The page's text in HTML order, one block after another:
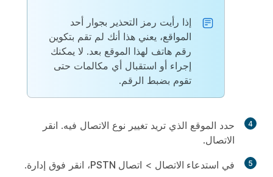
إذا رأيت رمز التحذير بجوار أحد
المواقع، يعني هذا أنك لم تقم بتكوين
رقم هاتف لهذا الموقع بعد. لا يمكنك
إجراء أو استقبال أي مكالمات حتى
تقوم بضبط الرقم.
4
حدد الموقع الذي تريد تغيير نوع الاتصال فيه. انقر
الاتصال.
5 في استدعاء الاتصال > اتصال PSTN ، انقر فوق إدارة.